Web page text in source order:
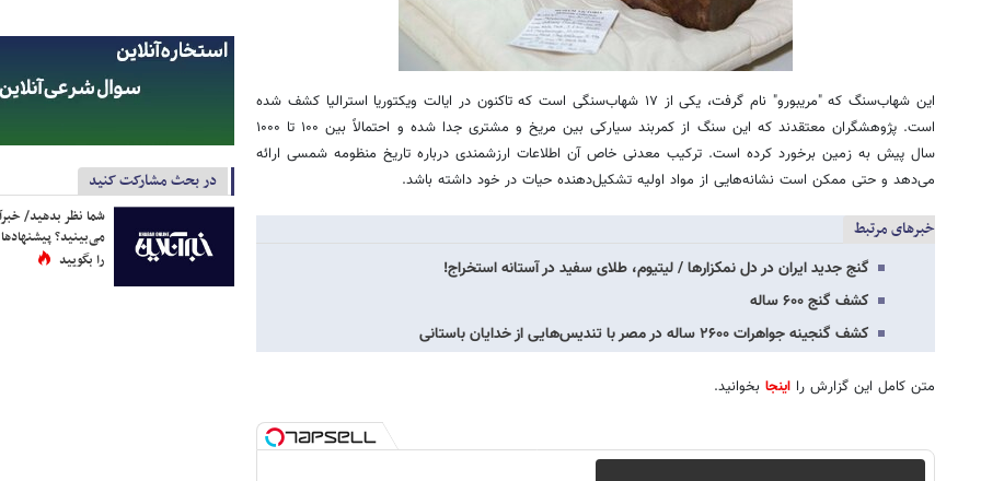
این شهاب‌سنگ که "مریبورو" نام گرفت، یکی از ۱۷ شهاب‌سنگی است که تاکنون در ایالت ویکتوریا استرالیا کشف شده
است. پژوهشگران معتقدند که این سنگ از کمربند سیارکی بین مریخ و مشتری جدا شده و احتمالاً بین ۱۰۰ تا ۱۰۰۰
سال پیش به زمین برخورد کرده است. ترکیب معدنی خاص آن اطلاعات ارزشمندی درباره تاریخ منظومه شمسی ارائه
می‌دهد و حتی ممکن است نشانه‌هایی از مواد اولیه تشکیل‌دهنده حیات در خود داشته باشد.
خبرهای مرتبط
گنج جدید ایران در دل نمکزارها / لیتیوم، طلای سفید در آستانه استخراج!
کشف گنج ۶۰۰ ساله
کشف گنجینه جواهرات ۲۶۰۰ ساله در مصر با تندیس‌هایی از خدایان باستانی
متن کامل این گزارش را اینجا بخوانید.
در بحث مشارکت کنید
شما نظر بدهید/
می‌بینید؟
را بگویید